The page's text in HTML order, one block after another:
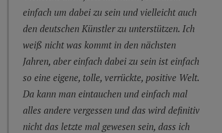
einfach um dabei zu sein und vielleicht auch
den deutschen Künstler zu unterstützen. Ich
weiß nicht was kommt in den nächsten
Jahren, aber einfach dabei zu sein ist einfach
so eine eigene, tolle, verrückte, positive Welt.
Da kann man eintauchen und einfach mal
alles andere vergessen und das wird definitiv
nicht das letzte mal gewesen sein, dass ich